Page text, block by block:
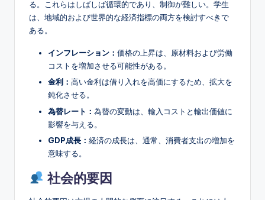
る。これらはしばしば循環的であり、制御が難しい。学生
は、地域的および世界的な経済指標の両方を検討すべきで
ある。
インフレーション： 価格の上昇は、原材料および労働
コストを増加させる可能性がある。
金利： 高い金利は借り入れを高価にするため、拡大を
鈍化させる。
為替レート： 為替の変動は、輸入コストと輸出価値に
影響を与える。
GDP成長： 経済の成長は、通常、消費者支出の増加を
意味する。
社会的要因